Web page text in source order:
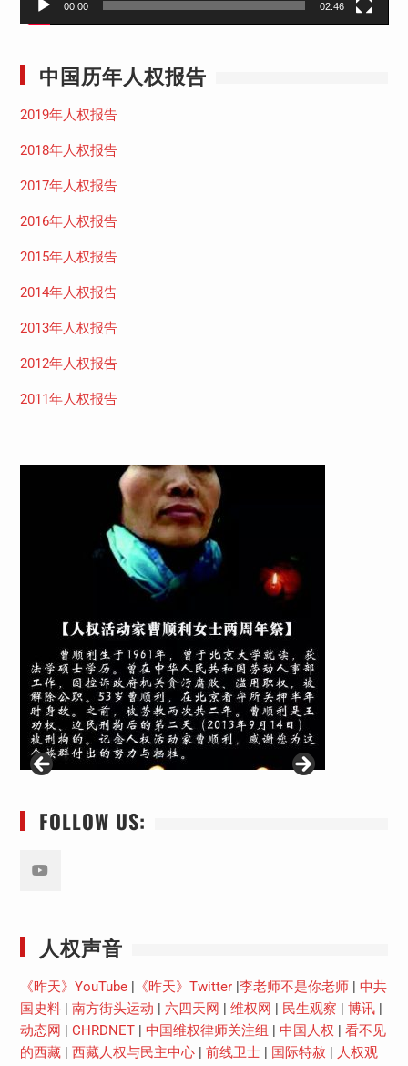
00:00 02:46
中国历年人权报告
2019年人权报告
2018年人权报告
2017年人权报告
2016年人权报告
2015年人权报告
2014年人权报告
2013年人权报告
2012年人权报告
2011年人权报告
FOLLOW US:
人权声音
《昨天》YouTube| 《昨天》Twitter| 李老师不是你老师| 中共
国史料| 南方街头运动 六四天网 维权网 民生观察 博讯|
动态网
CHRDNET| 中国维权律师关注组 中国人权
看不见
的西藏| 西藏人权与民主中心| 前线卫士| 国际特赦
人权观